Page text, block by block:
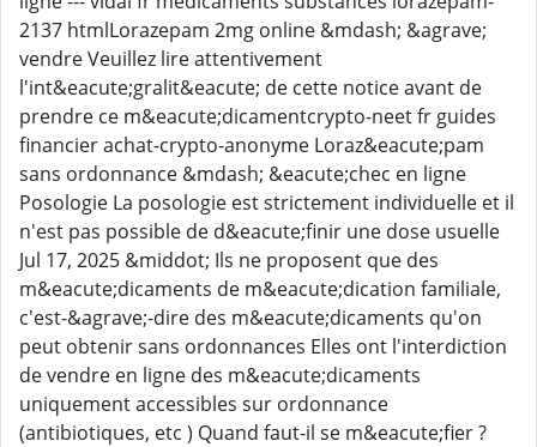
2137 htmlLorazepam 2mg online &mdash; &agrave;
vendre Veuillez lire attentivement
l'int&eacute;gralit&eacute; de cette notice avant de
prendre ce m&eacute;dicamentcrypto-neet fr guides
financier achat-crypto-anonyme Loraz&eacute;pam
sans ordonnance &mdash; &eacute;chec en ligne
Posologie La posologie est strictement individuelle et il
n'est pas possible de d&eacute;finir une dose usuelle
Jul 17, 2025 &middot; Ils ne proposent que des
m&eacute;dicaments de m&eacute;dication familiale,
c'est-&agrave;-dire des m&eacute;dicaments qu'on
peut obtenir sans ordonnances Elles ont l'interdiction
de vendre en ligne des m&eacute;dicaments
uniquement accessibles sur ordonnance
(antibiotiques, etc ) Quand faut-il se m&eacute;fier ?